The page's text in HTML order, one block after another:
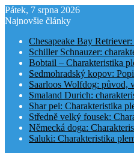
Pátek, 7 srpna 2026
Najnovšie články
Chesapeake Bay
Schiller Schnauzer:
Bobtail – Charakteristika
Sedmohradský kopov:
Saarloos Wolfdog: původ,
Smaland Durich:
Shar pei: Charakteristika
Středně velký fousek:
Německá doga:
Saluki: Charakteristika